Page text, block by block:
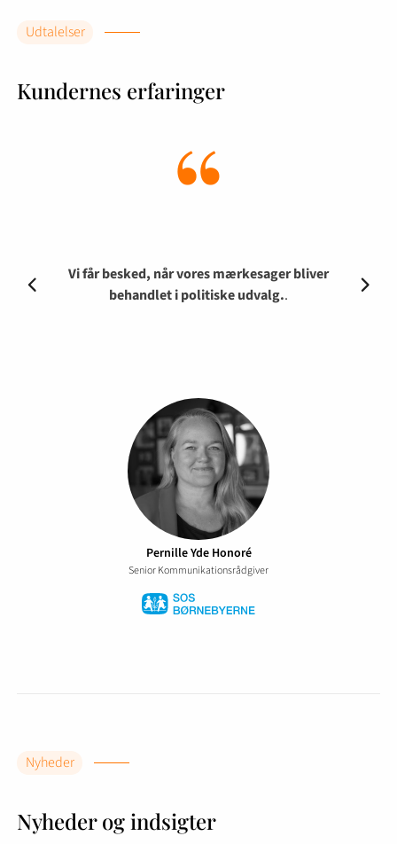
Udtalelser
Kundernes erfaringer
“
Vi får besked, når vores mærkesager bliver
behandlet i politiske udvalg..
Pernille Yde Honoré
Senior Kommunikationsrådgiver
Jeg anvender det dagligt, både til generel
medieovervågning, og i arbejdet med
Thomas Olsen
Digital Kommunikationskonsulent
Alle de gode historier havde jeg aldrig fundet
frem til uden Overskrift..
Jeanette Hedegaard
Kommunikationskonsulent
Nyheder
Nyheder og indsigter